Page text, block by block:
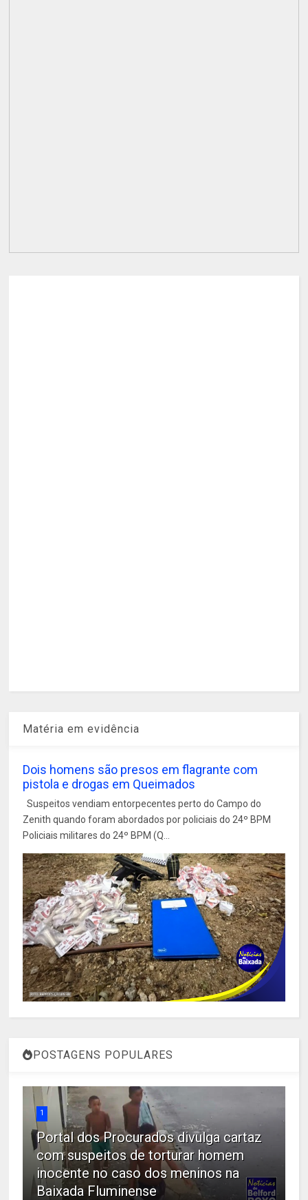
Matéria em evidência
Dois homens são presos em flagrante com
pistola e drogas em Queimados
Suspeitos vendiam entorpecentes perto do Campo do
Zenith quando foram abordados por policiais do 24º BPM
Policiais militares do 24º BPM (Q...
POSTAGENS POPULARES
1
Portal dos Procurados divulga cartaz
com suspeitos de torturar homem
inocente no caso dos meninos na
Baixada Fluminense